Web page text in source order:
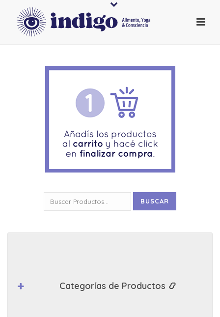
por:
BUSCAR
Categorías de Productos 📿